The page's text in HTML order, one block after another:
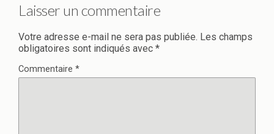
Laisser un commentaire
Votre adresse e-mail ne sera pas publiée. Les champs
obligatoires sont indiqués avec *
Commentaire *